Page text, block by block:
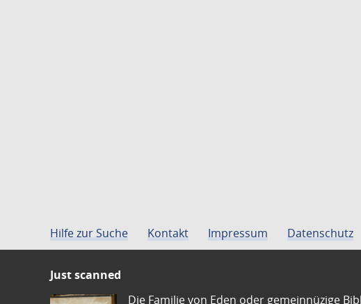
Hilfe zur Suche Kontakt Impressum Datenschutz
Just scanned
Die Familie von Eden oder gemeinnüzige